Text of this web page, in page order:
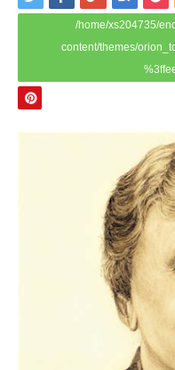
/home/xs204735/
content/themes/